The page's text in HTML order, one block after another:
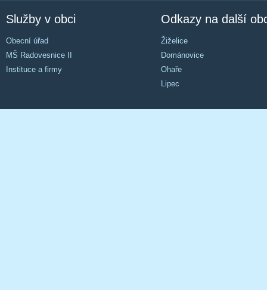
Služby v obci
Obecní úřad
MŠ Radovesnice II
Instituce a firmy
Odkazy na další
Žiželice
Dománovice
Ohaře
Lipec